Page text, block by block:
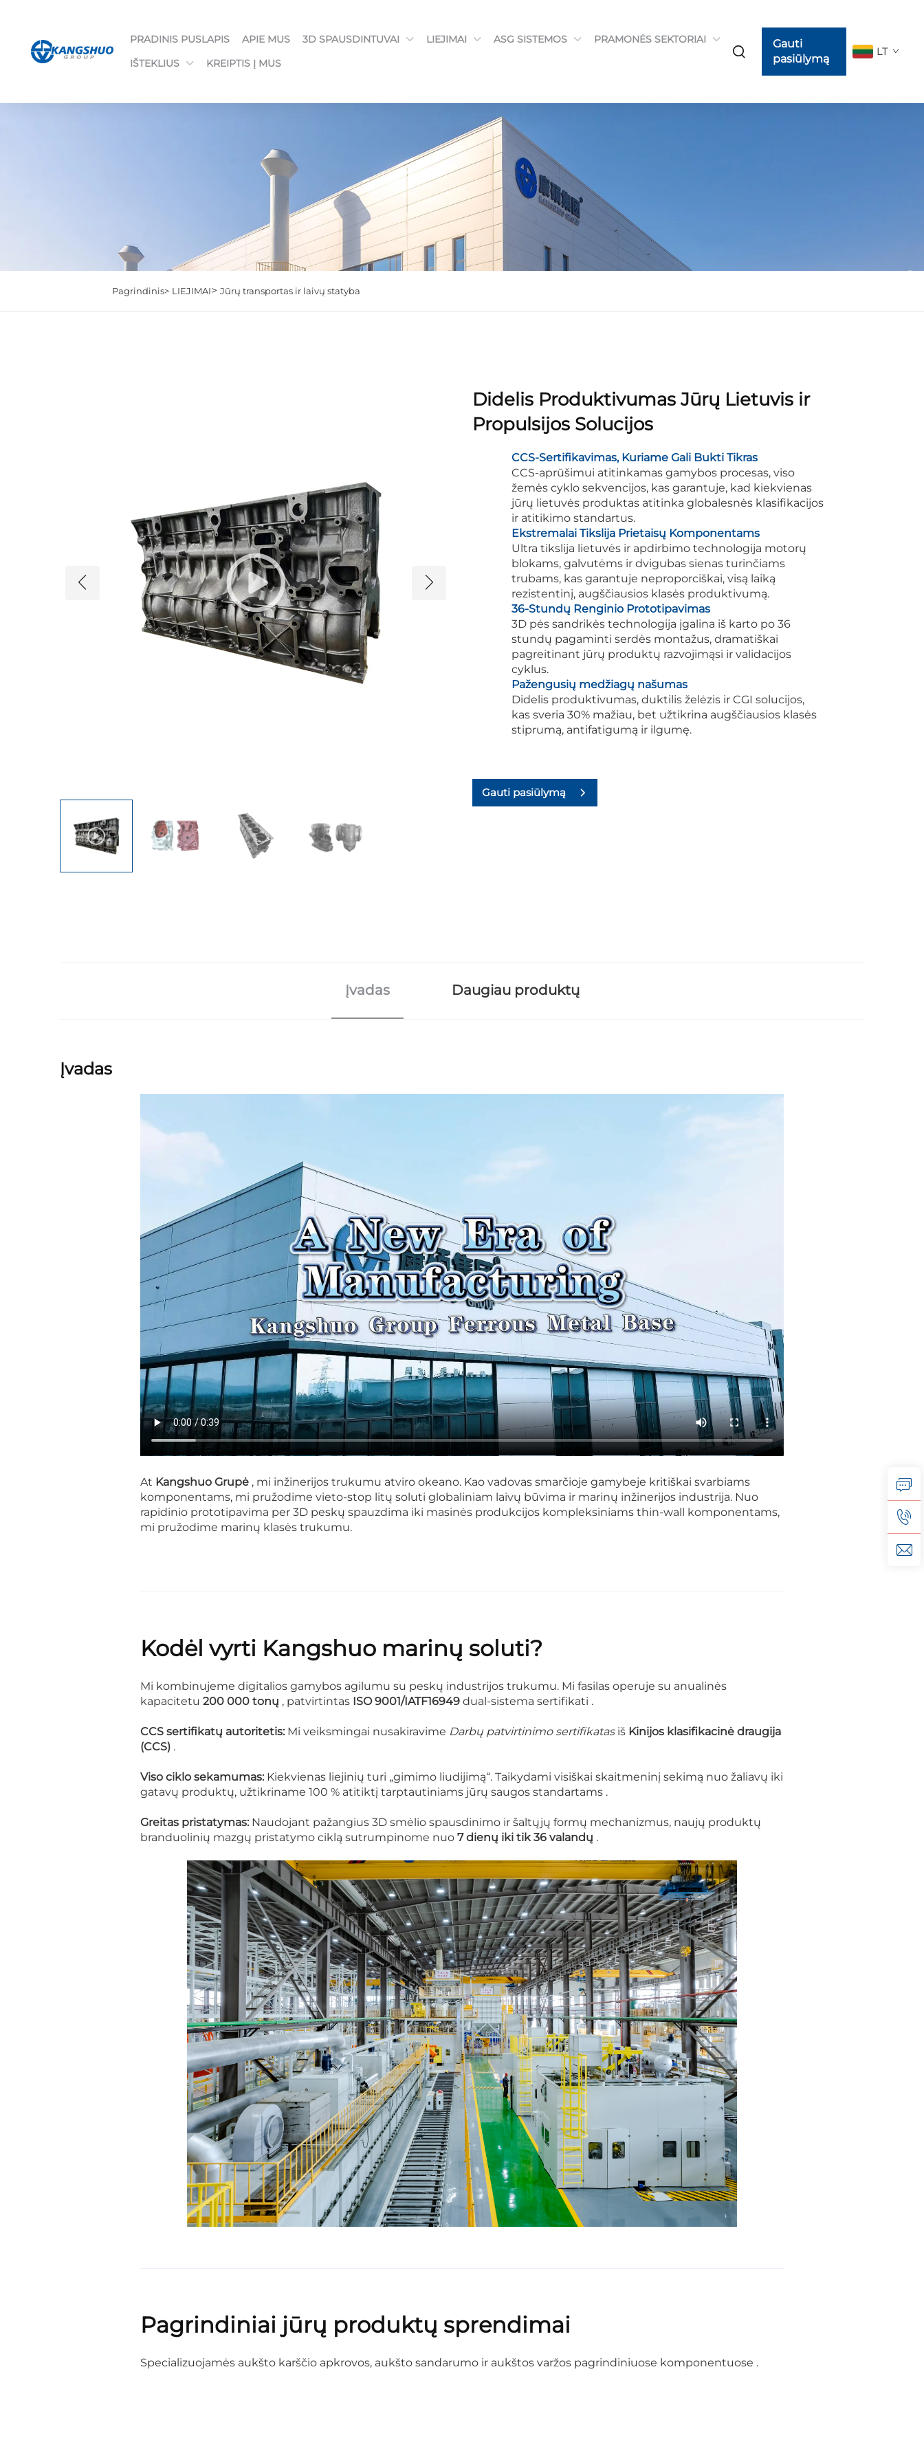
PRADINIS PUSLAPIS APIE MUS 3D SPAUSDINTUVAI LIEJIMAI ASG SISTEMOS
PRAMONĖS SEKTORIAI
IŠTEKLIUS
KREIPTIS Į MUS
Gauti
pasiūlymą
LT
Pagrindinis> LIEJIMAI> Jūrų transportas ir laivų statyba
Didelis Produktivumas Jūrų Lietuvis ir
Propulsijos Solucijos
CCS-Sertifikavimas, Kuriame Gali Bukti Tikras
CCS-aprūšimui atitinkamas gamybos procesas, viso
žemės cyklo sekvencijos, kas garantuje, kad kiekvienas
jūrų lietuvės produktas atitinka globalesnės klasifikacijos
ir atitikimo standartus.
Ekstremalai Tikslija Prietaisų Komponentams
Ultra tikslija lietuvės ir apdirbimo technologija motorų
blokams, galvutėms ir dvigubas sienas turinčiams
trubams, kas garantuje neproporciškai, visą laiką
rezistentinį, augščiausios klasės produktivumą.
36-Stundų Renginio Prototipavimas
3D pės sandrikės technologija įgalina iš karto po 36
stundų pagaminti serdės montažus, dramatiškai
pagreitinant jūrų produktų razvojimąsi ir validacijos
cyklus.
Pažengusių medžiagų našumas
Didelis produktivumas, duktilis želėzis ir CGI solucijos,
kas sveria 30% mažiau, bet užtikrina augščiausios klasės
stiprumą, antifatigumą ir ilgumę.
Gauti pasiūlymą
Įvadas Daugiau produktų
Įvadas
At Kangshuo Grupė , mi inžinerijos trukumu atviro okeano. Kao vadovas smarčioje gamybeje kritiškai svarbiams
komponentams, mi pružodime vieto-stop litų soluti globaliniam laivų būvima ir marinų inžinerijos industrija. Nuo
rapidinio prototipavima per 3D peskų spauzdima iki masinės produkcijos kompleksiniams thin-wall komponentams,
mi pružodime marinų klasės trukumu.
Kodėl vyrti Kangshuo marinų soluti?
Mi kombinujeme digitalios gamybos agilumu su peskų industrijos trukumu. Mi fasilas operuje su anualinės
kapacitetu 200 000 tonų , patvirtintas ISO 9001/IATF16949 dual-sistema sertifikati .
CCS sertifikatų autoritetis: Mi veiksmingai nusakiravime Darbų patvirtinimo sertifikatas iš Kinijos klasifikacinė draugija
(CCS) .
Viso ciklo sekamumas: Kiekvienas liejinių turi „gimimo liudijimą“. Taikydami visiškai skaitmeninį sekimą nuo žaliavų iki
gatavų produktų, užtikriname 100 % atitiktį tarptautiniams jūrų saugos standartams .
Greitas pristatymas: Naudojant pažangius 3D smėlio spausdinimo ir šaltųjų formų mechanizmus, naujų produktų
branduolinių mazgų pristatymo ciklą sutrumpinome nuo 7 dienų iki tik 36 valandų .
Pagrindiniai jūrų produktų sprendimai
Specializuojamės aukšto karščio apkrovos, aukšto sandarumo ir aukštos varžos pagrindiniuose komponentuose .